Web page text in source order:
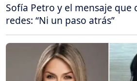
Sofía Petro y el mensaje que
redes: “Ni un paso atrás”